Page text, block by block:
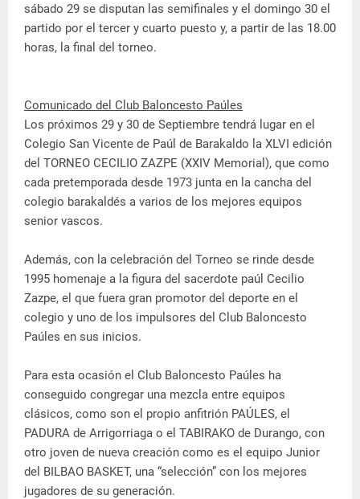
sábado 29 se disputan las semifinales y el domingo 30 el
partido por el tercer y cuarto puesto y, a partir de las 18.00
horas, la final del torneo.
Comunicado del Club Baloncesto Paúles
Los próximos 29 y 30 de Septiembre tendrá lugar en el
Colegio San Vicente de Paúl de Barakaldo la XLVI edición
del TORNEO CECILIO ZAZPE (XXIV Memorial), que como
cada pretemporada desde 1973 junta en la cancha del
colegio barakaldés a varios de los mejores equipos
senior vascos.
Además, con la celebración del Torneo se rinde desde
1995 homenaje a la figura del sacerdote paúl Cecilio
Zazpe, el que fuera gran promotor del deporte en el
colegio y uno de los impulsores del Club Baloncesto
Paúles en sus inicios.
Para esta ocasión el Club Baloncesto Paúles ha
conseguido congregar una mezcla entre equipos
clásicos, como son el propio anfitrión PAÚLES, el
PADURA de Arrigorriaga o el TABIRAKO de Durango, con
otro joven de nueva creación como es el equipo Junior
del BILBAO BASKET, una “selección” con los mejores
jugadores de su generación.